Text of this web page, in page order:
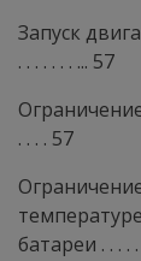
Запуск
. . . . . . . ... 57
. . . . 57
батареи . . . . .